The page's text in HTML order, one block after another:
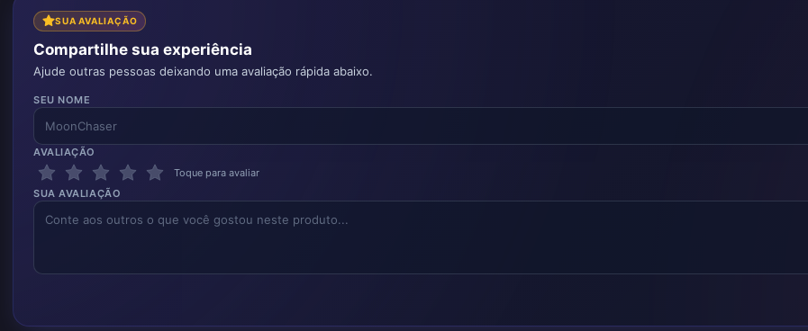
SUA AVALIAÇÃO
Compartilhe sua experiência
Ajude outras pessoas deixando uma avaliação rápida abaixo.
SEU NOME
AVALIAÇÃO
Toque para avaliar
SUA AVALIAÇÃO